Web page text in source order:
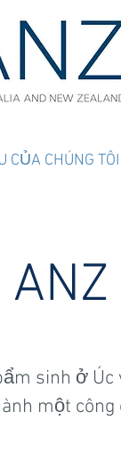
CỦA CHÚNG TÔI
sinh ở Úc
một